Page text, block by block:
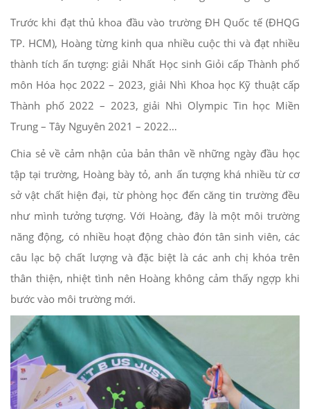
Trước khi đạt thủ khoa đầu vào trường ĐH Quốc tế (ĐHQG
TP. HCM), Hoàng từng kinh qua nhiều cuộc thi và đạt nhiều
thành tích ấn tượng: giải Nhất Học sinh Giỏi cấp Thành phố
môn Hóa học 2022 – 2023, giải Nhì Khoa học Kỹ thuật cấp
Thành phố 2022 – 2023, giải Nhì Olympic Tin học Miền
Trung – Tây Nguyên 2021 – 2022…
Chia sẻ về cảm nhận của bản thân về những ngày đầu học
tập tại trường, Hoàng bày tỏ, anh ấn tượng khá nhiều từ cơ
sở vật chất hiện đại, từ phòng học đến căng tin trường đều
như mình tưởng tượng. Với Hoàng, đây là một môi trường
năng động, có nhiều hoạt động chào đón tân sinh viên, các
câu lạc bộ chất lượng và đặc biệt là các anh chị khóa trên
thân thiện, nhiệt tình nên Hoàng không cảm thấy ngợp khi
bước vào môi trường mới.